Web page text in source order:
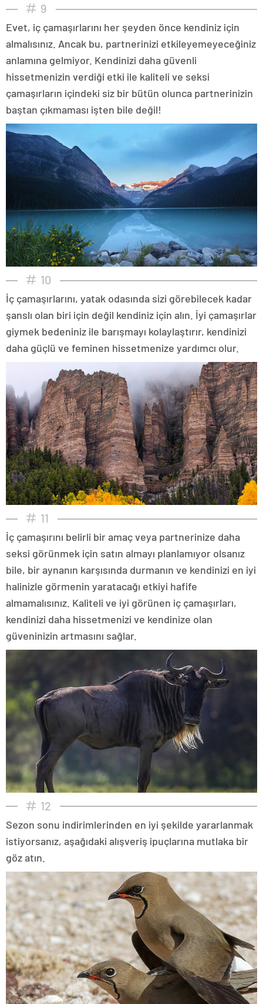
9
Evet, iç çamaşırlarını her şeyden önce kendiniz için
almalısınız. Ancak bu, partnerinizi etkileyemeyeceğiniz
anlamına gelmiyor. Kendinizi daha güvenli
hissetmenizin verdiği etki ile kaliteli ve seksi
çamaşırların içindeki siz bir bütün olunca partnerinizin
baştan çıkmaması işten bile değil!
10
İç çamaşırlarını, yatak odasında sizi görebilecek kadar
şanslı olan biri için değil kendiniz için alın. İyi çamaşırlar
giymek bedeniniz ile barışmayı kolaylaştırır, kendinizi
daha güçlü ve feminen hissetmenize yardımcı olur.
11
İç çamaşırını belirli bir amaç veya partnerinize daha
seksi görünmek için satın almayı planlamıyor olsanız
bile, bir aynanın karşısında durmanın ve kendinizi en iyi
halinizle görmenin yaratacağı etkiyi hafife
almamalısınız. Kaliteli ve iyi görünen iç çamaşırları,
kendinizi daha hissetmenizi ve kendinize olan
güveninizin artmasını sağlar.
12
Sezon sonu indirimlerinden en iyi şekilde yararlanmak
istiyorsanız, aşağıdaki alışveriş ipuçlarına mutlaka bir
göz atın.